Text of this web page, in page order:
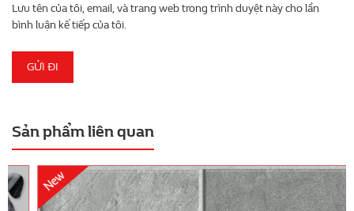
Lưu tên của tôi, email, và trang web trong trình duyệt này cho lần
bình luận kế tiếp của tôi.
Sản phẩm liên quan